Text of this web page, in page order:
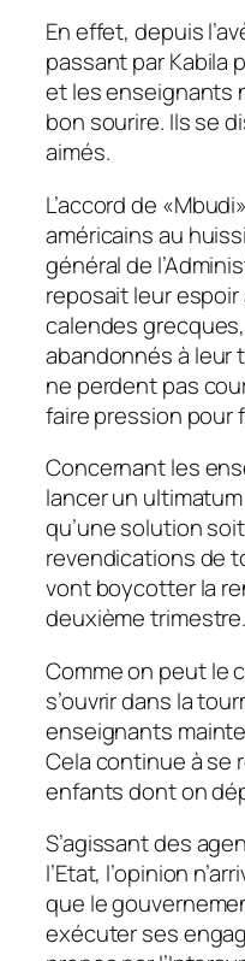
En effet, depuis
passant par Kabila
et les enseignants
bon sourire. Ils se
aimés.
L’accord de
américains au
général de
reposait leur
calendes
abandonnés à leur
ne perdent pas
faire pression pour
Concernant les
lancer un
qu’une solution
revendications de
vont boycotter la
deuxième trimestre.
Comme on peut le
s’ouvrir dans la
enseignants
Cela continue à se
enfants dont on
S’agissant des
l’Etat, l’opinion
que le
exécuter ses